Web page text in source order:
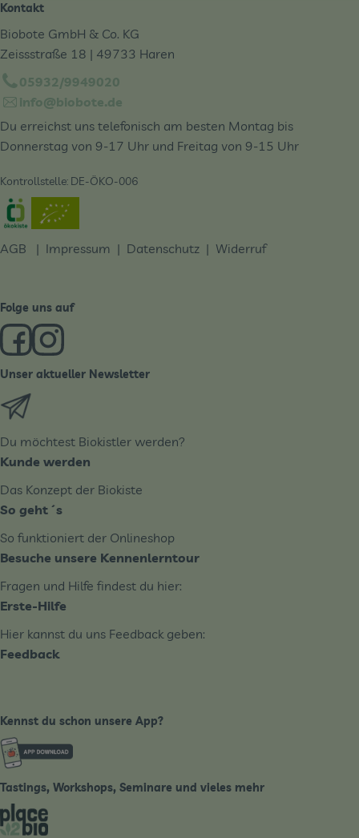
Kontakt
Biobote GmbH & Co. KG
Zeissstraße 18 | 49733 Haren
05932/9949020
info@biobote.de
Du erreichst uns telefonisch am besten Montag bis
Donnerstag von 9-17 Uhr und Freitag von 9-15 Uhr
Kontrollstelle: DE-ÖKO-006
Externer Link zu https://www.oekokiste.de/
AGB | Impressum | Datenschutz | Widerruf
Folge uns auf
Externer Link zu https://www.facebook.com/derBiobote/
Externer Link zu https://www.instagram.com/
Unser aktueller Newsletter
Du möchtest Biokistler werden?
Kunde werden
Das Konzept der Biokiste
So geht´s
So funktioniert der Onlineshop
Besuche unsere Kennenlerntour
Fragen und Hilfe findest du hier:
Erste-Hilfe
Hier kannst du uns Feedback geben:
Feedback
Kennst du schon unsere App?
Externer Link zu https://www.biobote-
Tastings, Workshops, Seminare und vieles mehr
Externer Link zu https://place2bio.de/